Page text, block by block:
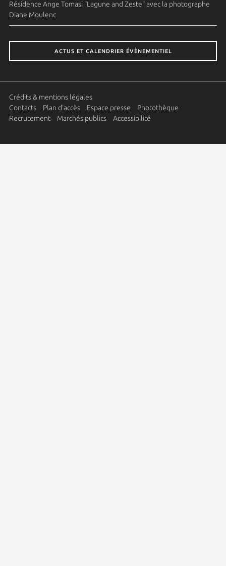
Résidence Ange Tomasi "Lagune and Zeste" avec la photographe
Diane Moulenc
ACTUS ET CALENDRIER ÉVÈNEMENTIEL
Crédits & mentions légales
Contacts
Plan d'accès Espace presse
Photothèque
Recrutement
Marchés publics Accessibilité